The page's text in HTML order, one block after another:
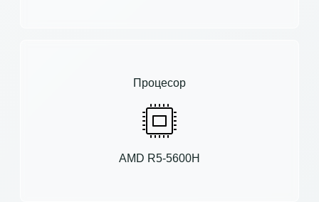
Процесор
AMD R5-5600H